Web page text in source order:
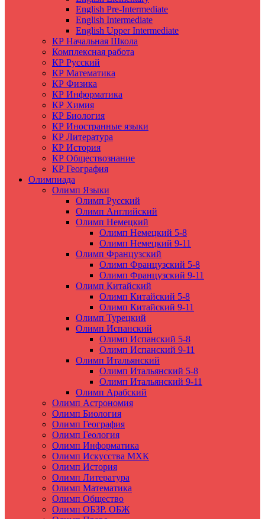
English Pre-Intermediate
English Intermediate
English Upper Intermediate
КР Начальная Школа
Комплексная работа
КР Русский
КР Математика
КР Физика
КР Информатика
КР Химия
КР Биология
КР Иностранные языки
КР Литература
КР История
КР Обществознание
КР География
Олимпиада
Олимп Языки
Олимп Русский
Олимп Английский
Олимп Немецкий
Олимп Немецкий 5-8
Олимп Немецкий 9-11
Олимп Французский
Олимп Французский 5-8
Олимп Французский 9-11
Олимп Китайский
Олимп Китайский 5-8
Олимп Китайский 9-11
Олимп Турецкий
Олимп Испанский
Олимп Испанский 5-8
Олимп Испанский 9-11
Олимп Итальянский
Олимп Итальянский 5-8
Олимп Итальянский 9-11
Олимп Арабский
Олимп Астрономия
Олимп Биология
Олимп География
Олимп Геология
Олимп Информатика
Олимп Искусства МХК
Олимп История
Олимп Литература
Олимп Математика
Олимп Общество
Олимп ОБЗР. ОБЖ